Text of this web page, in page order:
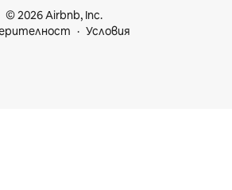
© 2026 Airbnb, Inc.
Условия